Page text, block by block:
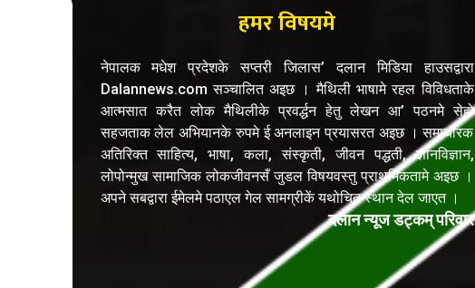
हमर विषयमे
नेपालक मधेश प्रदेशके सप्तरी जिलास’ दलान मिडिया हाउसद्वारा
Dalannews.com सञ्चालित अइछ । मैथिली भाषामे रहल विविधताके
आत्मसात करैत लोक मैथिलीके प्रवर्द्धन हेतु लेखन आ’ पठनमे सेहो
सहजताक लेल अभियानके रुपमे ई अनलाइन प्रयासरत अइछ । समाचारक
अतिरिक्त साहित्य, भाषा, कला, संस्कृती, जीवन पद्धती, ज्ञानविज्ञान,
लोपोन्मुख सामाजिक लोकजीवनसँ जुडल विषयवस्तु प्राथमिकतामे अइछ ।
अपने सबद्वारा ईमेलमे पठाएल गेल सामग्रीकें यथोचित स्थान देल जाएत ।
दलान न्यूज डट्कम् परिवार